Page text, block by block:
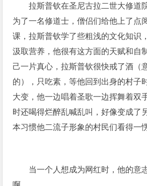
拉斯普钦在圣尼古拉二世大修道
为了一名修道士，僧侣们给他上了点
课，拉斯普钦学了些粗浅的文化知识
汲取营养，他很有这方面的天赋和自
己一片真心，拉斯普钦很快戒了酒（
的），只吃素，等他回到出身的村子
大变，他一边唱着圣歌一边挥舞着双
时还喝得烂醉乱喊乱叫，好像变成了
本习惯他二流子形象的村民们看得一
当一个人想成为网红时，他的意